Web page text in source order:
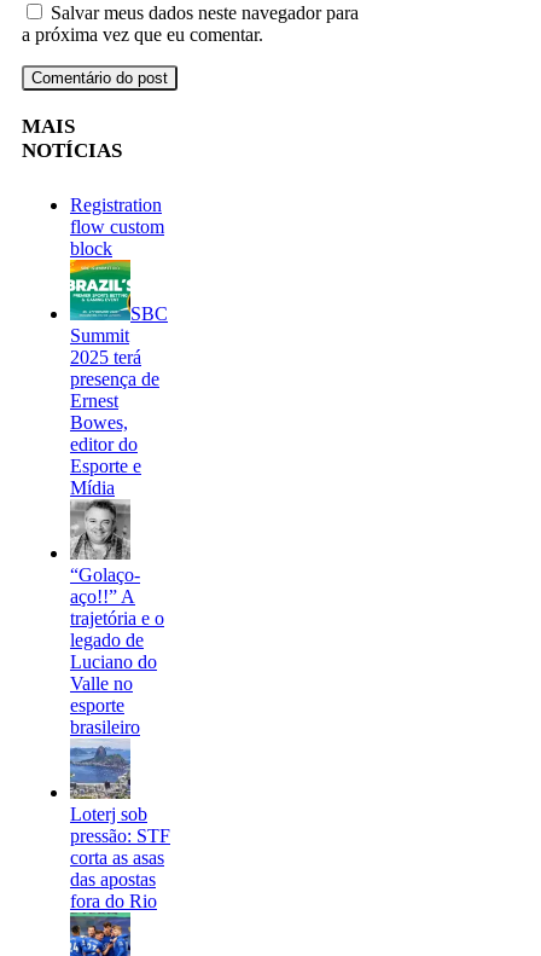
Salvar meus dados neste navegador para
a próxima vez que eu comentar.
MAIS
NOTÍCIAS
Registration
flow custom
block
SBC
Summit
2025 terá
presença de
Ernest
Bowes,
editor do
Esporte e
Mídia
“Golaço-
aço!!” A
trajetória e o
legado de
Luciano do
Valle no
esporte
brasileiro
Loterj sob
pressão: STF
corta as asas
das apostas
fora do Rio